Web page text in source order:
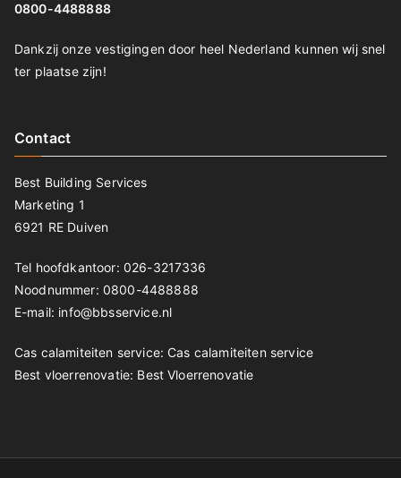
0800-4488888
Dankzij onze vestigingen door heel Nederland kunnen wij snel
ter plaatse zijn!
Contact
Best Building Services
Marketing 1
6921 RE Duiven
Tel hoofdkantoor: 026-3217336
Noodnummer: 0800-4488888
E-mail: info@bbsservice.nl
Cas calamiteiten service: Cas calamiteiten service
Best vloerrenovatie: Best Vloerrenovatie